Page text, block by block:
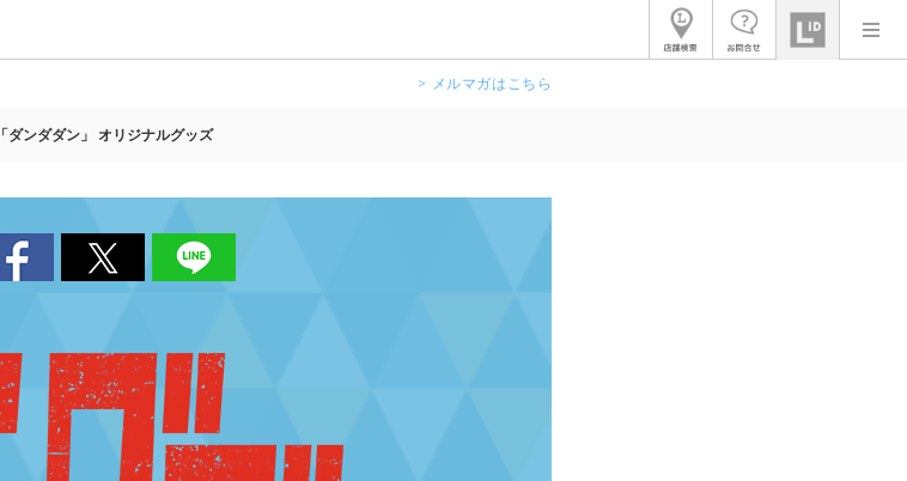
> メルマガはこちら
「ダンダダン」 オリジナルグッズ